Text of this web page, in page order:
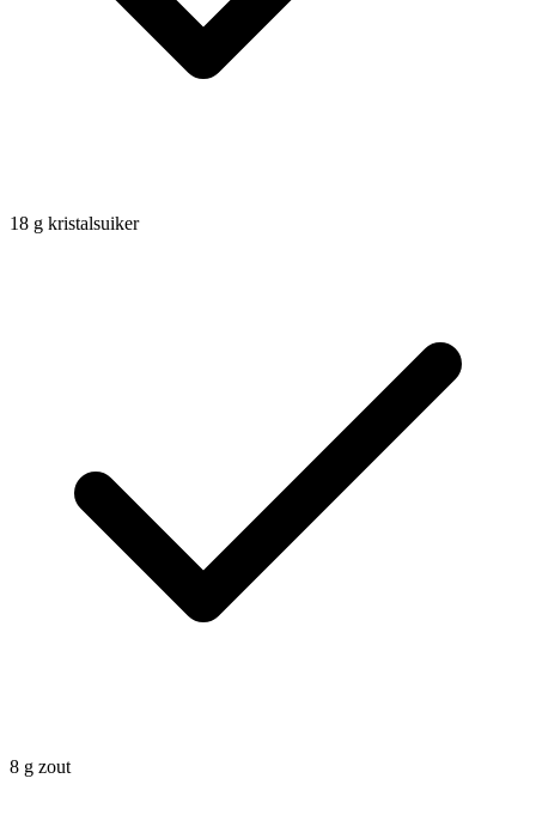
18 g kristalsuiker
8 g zout